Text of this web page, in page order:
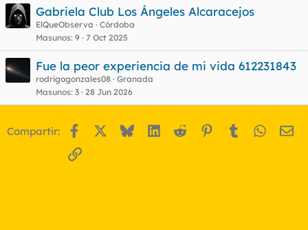
Gabriela Club Los Ángeles Alcaracejos
ElQueObserva
Córdoba
Masunos 9 7 Oct 2025
Fue la peor experiencia de mi vida 612231843
rodrigogonzales08 Granada
Masunos 3 28 Jun 2026
Compartir: Facebook BlueskyLinkedIn
Reddit Pinterest
Tumblr
Enlace